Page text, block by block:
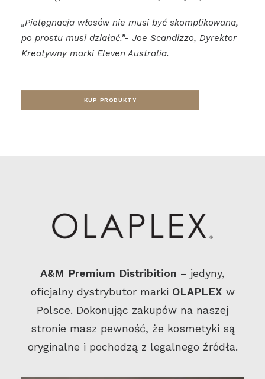
„Pielęgnacja włosów nie musi być skomplikowana,
po prostu musi działać.”- Joe Scandizzo, Dyrektor
Kreatywny marki Eleven Australia.
KUP PRODUKTY
A&M Premium Distribition – jedyny,
oficjalny dystrybutor marki OLAPLEX w
Polsce. Dokonując zakupów na naszej
stronie masz pewność, że kosmetyki są
oryginalne i pochodzą z legalnego źródła.